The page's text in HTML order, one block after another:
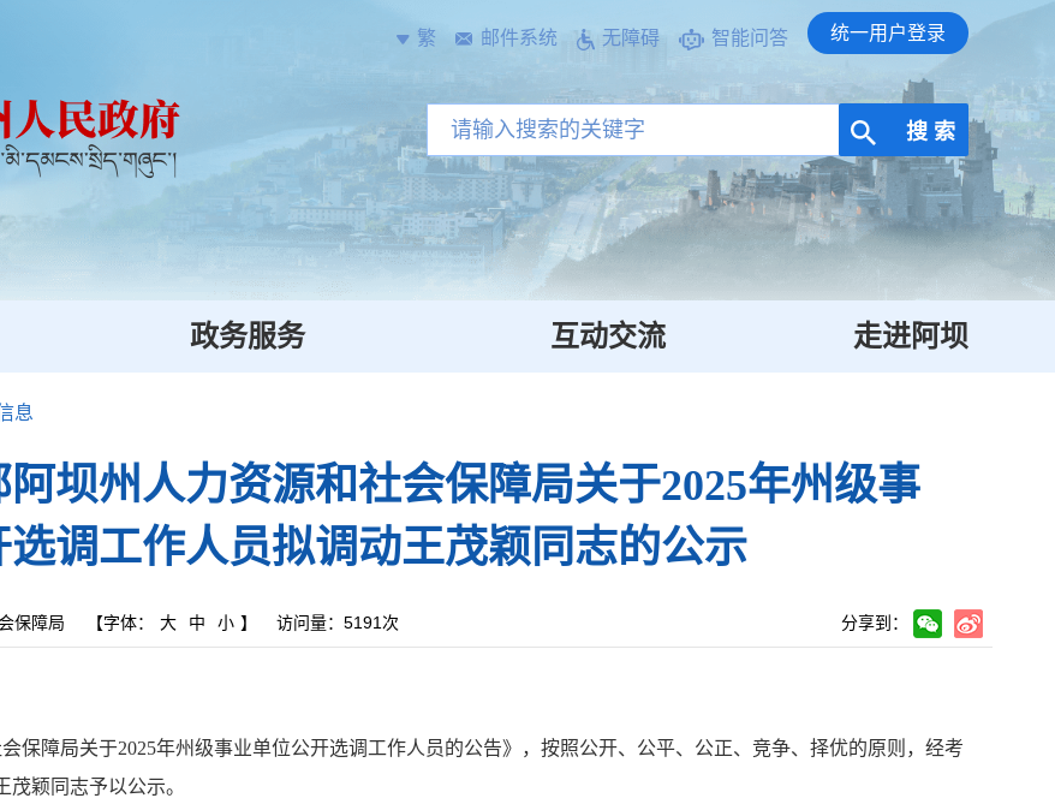
繁 邮件系统 无障碍 智能问答 统一用户登录
搜 索
政务服务 互动交流 走进阿坝
息
坝州人力资源和社会保障局关于2025年州级事
选调工作人员拟调动王茂颖同志的公示
保障局 【字体： 大 中 小 】 访问量： 5191次 分享到：
保障局关于2025年州级事业单位公开选调工作人员的公告》，按照公开、公平、公正、竞争、择优的原则，经考
茂颖 同志予以公示。